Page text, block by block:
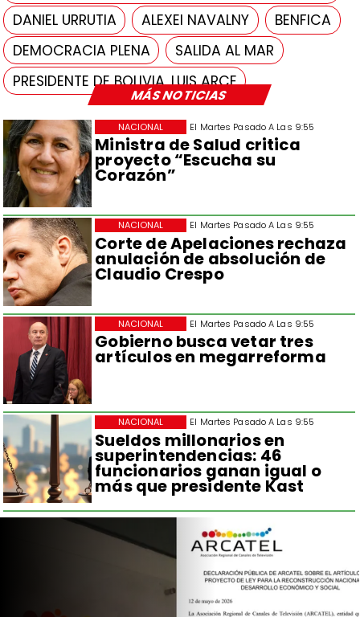
MÁS NOTICIAS
El Martes Pasado A Las 9:55
Ministra de Salud critica
proyecto “Escucha su
Corazón”
NACIONAL
El Martes Pasado A Las 9:55
Corte de Apelaciones rechaza
anulación de absolución de
Claudio Crespo
NACIONAL
El Martes Pasado A Las 9:55
Gobierno busca vetar tres
artículos en megarreforma
NACIONAL
El Martes Pasado A Las 9:55
Sueldos millonarios en
superintendencias: 46
funcionarios ganan igual o
más que presidente Kast
NACIONAL
DANIEL URRUTIA ALEXEI NAVALNY
BENFICA
DEMOCRACIA PLENA
SALIDA AL MAR
PRESIDENTE DE BOLIVIA, LUIS ARCE